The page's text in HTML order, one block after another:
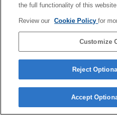
the full functionality of this
Review our Cookie Policyfor
Customize
Reject
Accept